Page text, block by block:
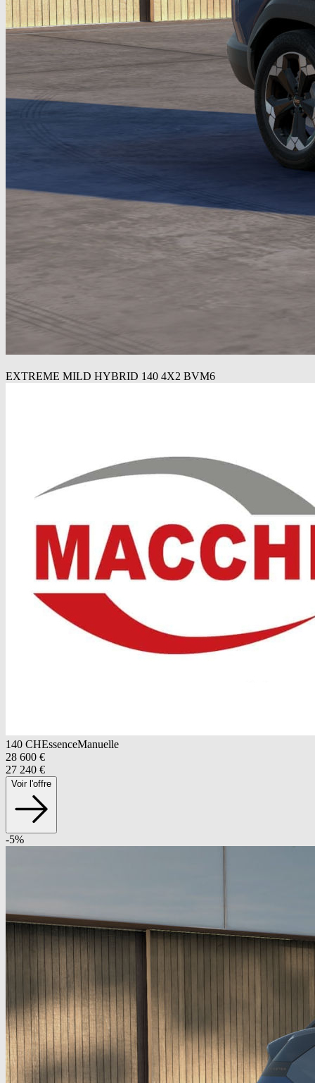
EXTREME MILD HYBRID 140 4X2 BVM6
140 CHEssenceManuelle
28 600 €
27 240 €
Voir l'offre
-5%